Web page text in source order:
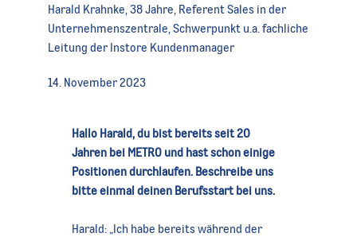
Harald Krahnke, 38 Jahre, Referent Sales in der
Unternehmenszentrale, Schwerpunkt u.a. fachliche
Leitung der Instore Kundenmanager
14. November 2023
Hallo Harald, du bist bereits seit 20
Jahren bei METRO und hast schon einige
Positionen durchlaufen. Beschreibe uns
bitte einmal deinen Berufsstart bei uns.
Harald: „Ich habe bereits während der